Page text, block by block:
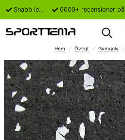
Snabb leverans 6000+ recensioner på Trustpilot
Hem Övrigt Gymgolv